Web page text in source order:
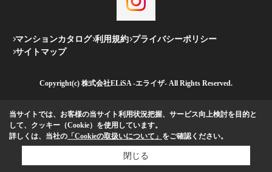
マンションカタログ 利用規約 プライバシーポリシー
サイトマップ
Copyright(c) 株式会社ELiSA -エライザ- All Rights Reserved.
当サイトでは、お客様の当サイト利用状況把握、サービス向上検討を目的と
して、クッキー（Cookie）を使用しています。
詳しくは、当社の 「Cookieの取扱いについて」 をご確認ください。
閉じる